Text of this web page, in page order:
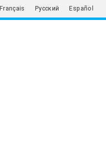
Français Русский Español